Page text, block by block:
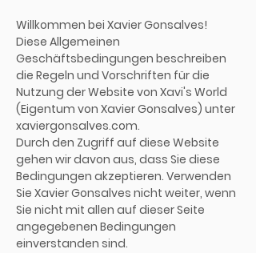
Willkommen bei Xavier Gonsalves!
Diese Allgemeinen
Geschäftsbedingungen beschreiben
die Regeln und Vorschriften für die
Nutzung der Website von Xavi's World
(Eigentum von Xavier Gonsalves) unter
xaviergonsalves.com.
Durch den Zugriff auf diese Website
gehen wir davon aus, dass Sie diese
Bedingungen akzeptieren. Verwenden
Sie Xavier Gonsalves nicht weiter, wenn
Sie nicht mit allen auf dieser Seite
angegebenen Bedingungen
einverstanden sind.